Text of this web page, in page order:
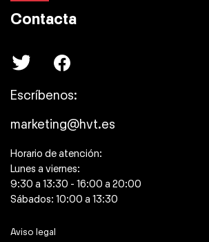
Contacta
Escríbenos:
marketing@hvt.es
Horario de atención:
Lunes a viernes:
9:30 a 13:30 - 16:00 a 20:00
Sábados: 10:00 a 13:30
Aviso legal